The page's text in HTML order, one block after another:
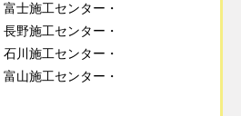
富士施工センター
長野施工センター
石川施工センター
富山施工センター